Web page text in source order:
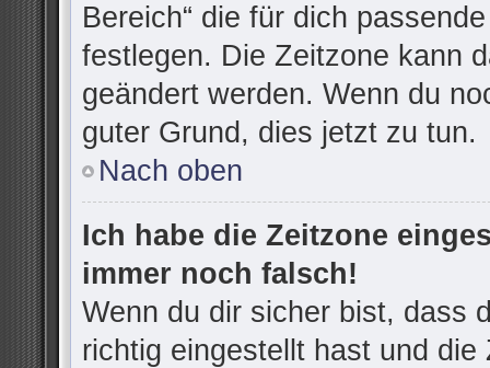
Bereich“ die für dich
festlegen. Die Zeitzone kann
geändert werden. Wenn du
guter Grund, dies jetzt zu tun.
Nach oben
Ich habe die Zeitzone
immer noch falsch!
Wenn du dir sicher bist, dass
richtig eingestellt hast und